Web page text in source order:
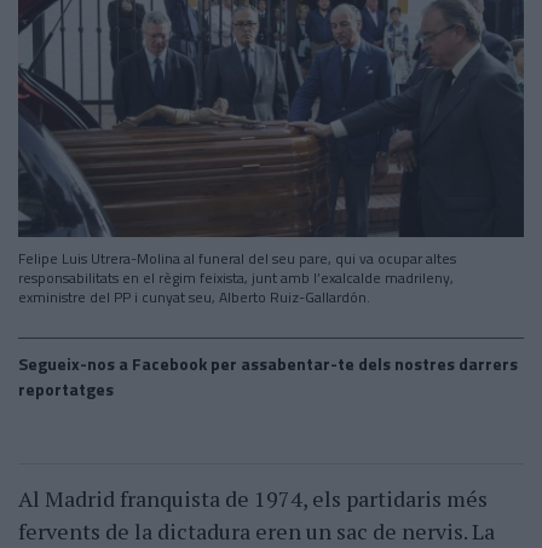
Felipe Luis Utrera-Molina al funeral del seu pare, qui va ocupar altes
responsabilitats en el règim feixista, junt amb l’exalcalde madrileny,
exministre del PP i cunyat seu, Alberto Ruiz-Gallardón.
Segueix-nos a Facebook per assabentar-te dels nostres darrers
reportatges
Al Madrid franquista de 1974, els partidaris més
fervents de la dictadura eren un sac de nervis. La